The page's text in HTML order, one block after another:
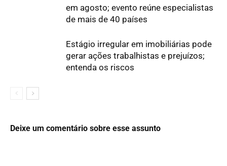
em agosto; evento reúne especialistas
de mais de 40 países
Estágio irregular em imobiliárias pode
gerar ações trabalhistas e prejuízos;
entenda os riscos
Deixe um comentário sobre esse assunto